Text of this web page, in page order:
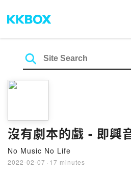
沒有劇本的戲 - 即興
No Music No Life
2022-02-07 · 17 minutes